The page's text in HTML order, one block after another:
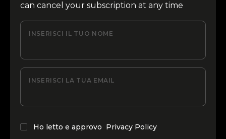
can cancel your subscription at any time
INSERISCI IL TUO NOME
INSERISCI LA TUA EMAIL
Ho letto e approvo Privacy Policy